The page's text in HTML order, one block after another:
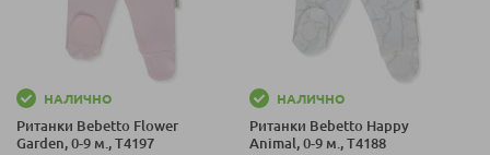
НАЛИЧНО
Ританки Bebetto Flower
Garden, 0-9 м., T4197
НАЛИЧНО
Ританки Bebetto Happy
Animal, 0-9 м., T4188